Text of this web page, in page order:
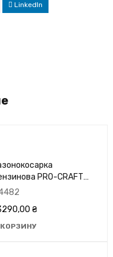
LinkedIn
PRO-CRAFT
460
₴